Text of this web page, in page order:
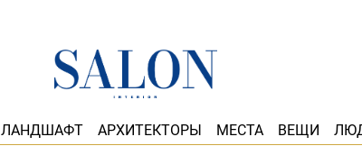
ЛАНДШАФТ АРХИТЕКТОРЫ МЕСТА ВЕЩИ